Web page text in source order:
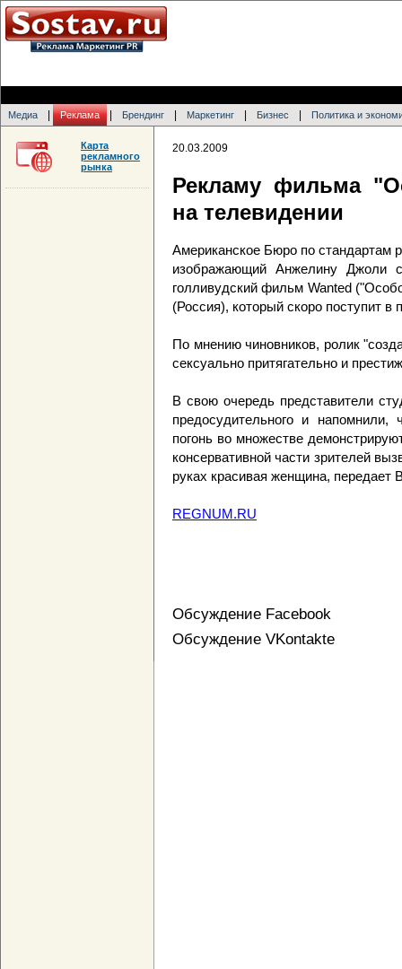
Медиа Реклама Брендинг Маркетинг Бизнес Политика и
20.03.2009
Рекламу фильма
на телевидении
Американское Бюро по стандартам
изображающий Анжелину Джоли
голливудский фильм Wanted
(Россия), который скоро поступит в
По мнению чиновников, ролик
сексуально притягательно и
В свою очередь представители
предосудительного и
погонь во множестве
консервативной части зрителей
руках красивая женщина, передает
REGNUM.RU
Обсуждение Facebook
Обсуждение VKontakte
Карта
рекламного
рынка